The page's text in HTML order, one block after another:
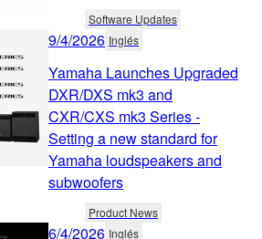
Software Updates
9/4/2026 Inglés
Yamaha Launches Upgraded
DXR/DXS mk3 and
CXR/CXS mk3 Series -
Setting a new standard for
Yamaha loudspeakers and
subwoofers
Product News
6/4/2026 Inglés